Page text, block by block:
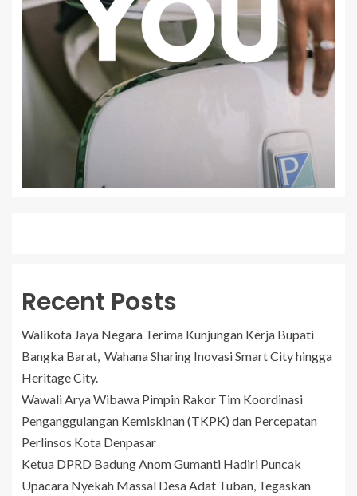
Recent Posts
Walikota Jaya Negara Terima Kunjungan Kerja Bupati
Bangka Barat, Wahana Sharing Inovasi Smart City hingga
Heritage City.
Wawali Arya Wibawa Pimpin Rakor Tim Koordinasi
Penganggulangan Kemiskinan (TKPK) dan Percepatan
Perlinsos Kota Denpasar
Ketua DPRD Badung Anom Gumanti Hadiri Puncak
Upacara Nyekah Massal Desa Adat Tuban, Tegaskan